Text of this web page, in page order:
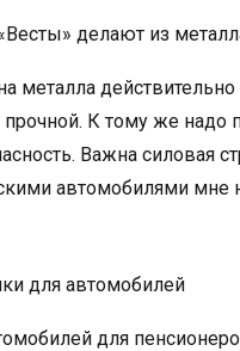
делают из
металла
прочной. К тому же
Важна силовая
автомобилями мне
для автомобилей
для